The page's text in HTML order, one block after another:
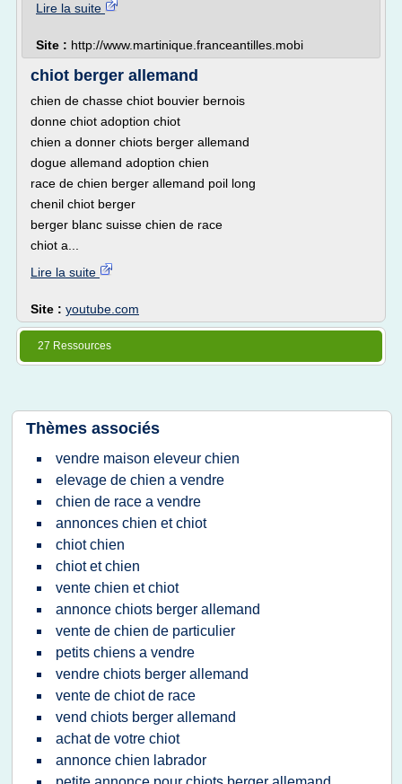
Lire la suite
Site : http://www.martinique.franceantilles.mobi
chiot berger allemand
chien de chasse chiot bouvier bernois
donne chiot adoption chiot
chien a donner chiots berger allemand
dogue allemand adoption chien
race de chien berger allemand poil long
chenil chiot berger
berger blanc suisse chien de race
chiot a...
Lire la suite
Site : youtube.com
27 Ressources
Thèmes associés
vendre maison eleveur chien
elevage de chien a vendre
chien de race a vendre
annonces chien et chiot
chiot chien
chiot et chien
vente chien et chiot
annonce chiots berger allemand
vente de chien de particulier
petits chiens a vendre
vendre chiots berger allemand
vente de chiot de race
vend chiots berger allemand
achat de votre chiot
annonce chien labrador